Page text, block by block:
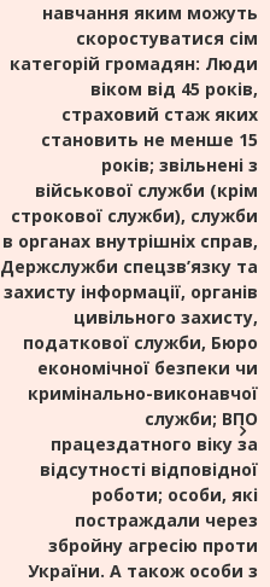
навчання яким можуть
скоростуватися сім
категорій громадян: Люди
віком від 45 років,
страховий стаж яких
становить не менше 15
років; звільнені з
військової служби (крім
строкової служби), служби
в органах внутрішніх справ,
Держслужби спецзв’язку та
захисту інформації, органів
цивільного захисту,
податкової служби, Бюро
економічної безпеки чи
кримінально-виконавчої
служби; ВПО
працездатного віку за
відсутності відповідної
роботи; особи, які
постраждали через
збройну агресію проти
України. А також особи з